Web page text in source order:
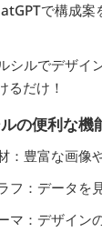
で構成案
シルでデザイ
るだけ！
の便利な機
：豊富な画像
フ：データを
マ：デザイン